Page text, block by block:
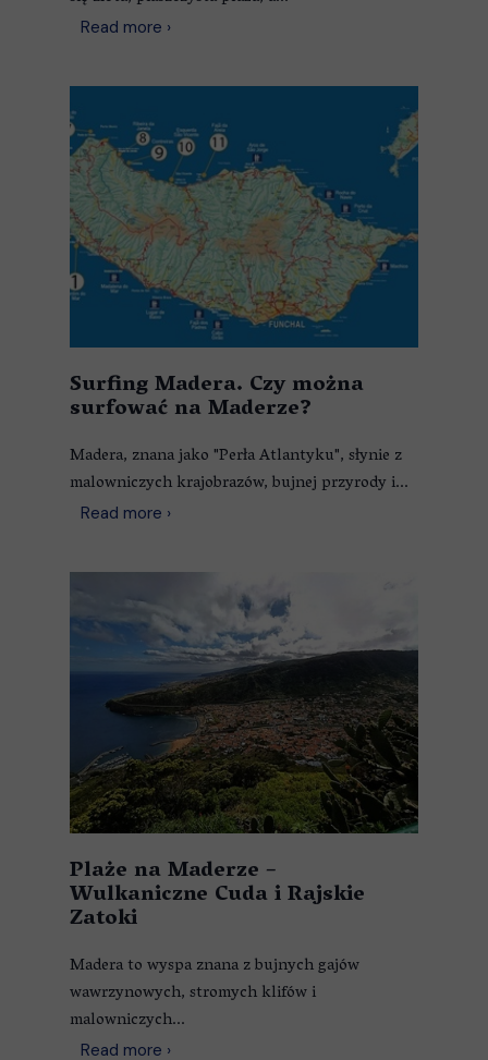
Read more ›
Surfing Madera. Czy można
surfować na Maderze?
Madera, znana jako "Perła Atlantyku", słynie z
malowniczych krajobrazów, bujnej przyrody i...
Read more ›
Plaże na Maderze –
Wulkaniczne Cuda i Rajskie
Zatoki
Madera to wyspa znana z bujnych gajów
wawrzynowych, stromych klifów i
malowniczych...
Read more ›